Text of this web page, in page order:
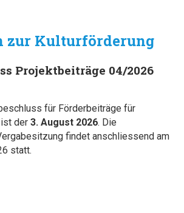
zur Kulturförderung
Projektbeiträge 04/2026
für Förderbeiträge für
der 3. August 2026. Die
findet anschliessend am
statt.